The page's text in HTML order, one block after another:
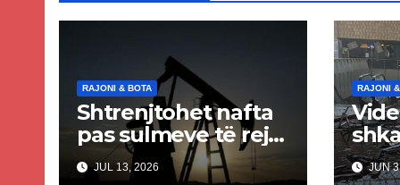
RAJONI & BOTA
Shtrenjtohet nafta
pas sulmeve të reja
SHBA–Iran
JUL 13, 2026
RAJONI
JUN